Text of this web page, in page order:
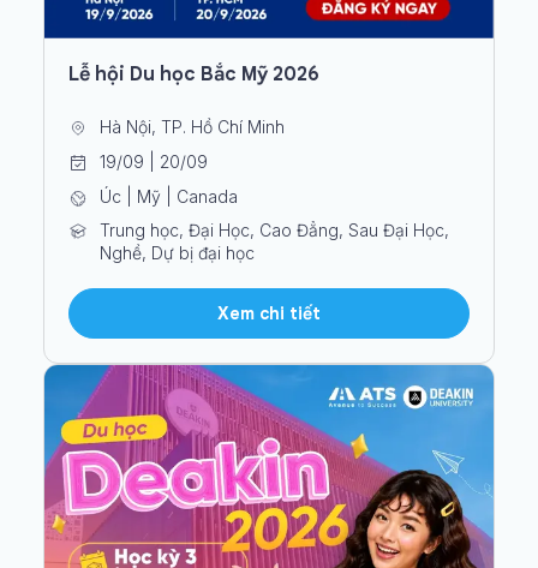
Lễ hội Du học Bắc Mỹ 2026
Hà Nội, TP. Hồ Chí Minh
19/09 | 20/09
Úc | Mỹ | Canada
Trung học, Đại Học, Cao Đẳng, Sau Đại Học,
Nghề, Dự bị đại học
Xem chi tiết